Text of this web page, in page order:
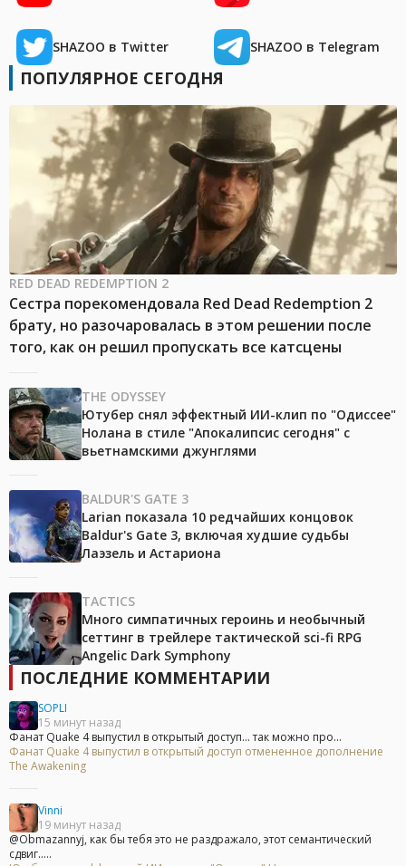
SHAZOO в Twitter SHAZOO в Telegram
ПОПУЛЯРНОЕ СЕГОДНЯ
RED DEAD REDEMPTION 2
Сестра порекомендовала Red Dead Redemption 2
брату, но разочаровалась в этом решении после
того, как он решил пропускать все катсцены
THE ODYSSEY
Ютубер снял эффектный ИИ-клип по "Одиссее"
Нолана в стиле "Апокалипсис сегодня" с
вьетнамскими джунглями
BALDUR'S GATE 3
Larian показала 10 редчайших концовок
Baldur's Gate 3, включая худшие судьбы
Лаэзель и Астариона
TACTICS
Много симпатичных героинь и необычный
сеттинг в трейлере тактической sci-fi RPG
Angelic Dark Symphony
ПОСЛЕДНИЕ КОММЕНТАРИИ
SOPLI
15 минут назад
Фанат Quake 4 выпустил в открытый доступ... так можно про...
Фанат Quake 4 выпустил в открытый доступ отмененное дополнение
The Awakening
Vinni
19 минут назад
@Obmazannyj, как бы тебя это не раздражало, этот семантический
сдвиг.....